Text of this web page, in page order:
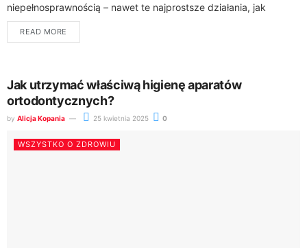
niepełnosprawnością – nawet te najprostsze działania, jak
wejście do wanny czy skorzystanie...
READ MORE
Jak utrzymać właściwą higienę aparatów
ortodontycznych?
by Alicja Kopania 25 kwietnia 2025 0
WSZYSTKO O ZDROWIU